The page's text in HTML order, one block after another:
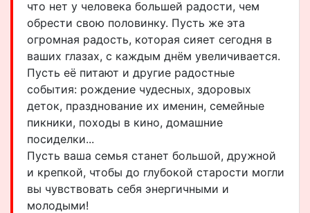
что нет у человека большей радости, чем
обрести свою половинку. Пусть же эта
огромная радость, которая сияет сегодня в
ваших глазах, с каждым днём увеличивается.
Пусть её питают и другие радостные
события: рождение чудесных, здоровых
деток, празднование их именин, семейные
пикники, походы в кино, домашние
посиделки...
Пусть ваша семья станет большой, дружной
и крепкой, чтобы до глубокой старости могли
вы чувствовать себя энергичными и
молодыми!